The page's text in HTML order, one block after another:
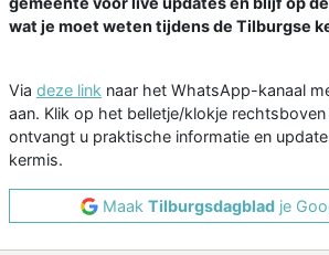
wat je moet weten tijdens de Tilburgse
Via deze link naar het WhatsApp-kanaal
aan. Klik op het belletje/klokje
ontvangt u praktische informatie en
kermis.
Maak Tilburgsdagblad je